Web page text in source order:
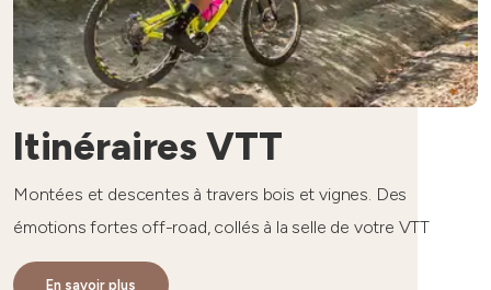
Itinéraires VTT
Montées et descentes à travers bois et vignes. Des
émotions fortes off-road, collés à la selle de votre VTT
En savoir plus